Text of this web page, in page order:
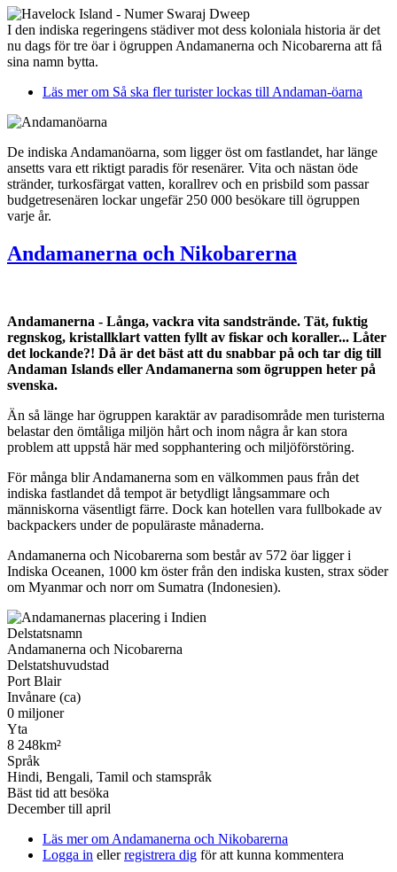
I den indiska regeringens städiver mot dess koloniala historia är det
nu dags för tre öar i ögruppen Andamanerna och Nicobarerna att få
sina namn bytta.
Läs merom Så ska fler turister lockas till Andaman-öarna
De indiska Andamanöarna, som ligger öst om fastlandet, har länge
ansetts vara ett riktigt paradis för resenärer. Vita och nästan öde
stränder, turkosfärgat vatten, korallrev och en prisbild som passar
budgetresenären lockar ungefär 250 000 besökare till ögruppen
varje år.
Andamanerna och Nikobarerna
Andamanerna - Långa, vackra vita sandstrände. Tät, fuktig
regnskog, kristallklart vatten fyllt av fiskar och koraller... Låter
det lockande?! Då är det bäst att du snabbar på och tar dig till
Andaman Islands eller Andamanerna som ögruppen heter på
svenska.
Än så länge har ögruppen karaktär av paradisområde men turisterna
belastar den ömtåliga miljön hårt och inom några år kan stora
problem att uppstå här med sopphantering och miljöförstöring.
För många blir Andamanerna som en välkommen paus från det
indiska fastlandet då tempot är betydligt långsammare och
människorna väsentligt färre. Dock kan hotellen vara fullbokade av
backpackers under de populäraste månaderna.
Andamanerna och Nicobarerna som består av 572 öar ligger i
Indiska Oceanen, 1000 km öster från den indiska kusten, strax söder
om Myanmar och norr om Sumatra (Indonesien).
Delstatsnamn
Andamanerna och Nicobarerna
Delstatshuvudstad
Port Blair
Invånare (ca)
0 miljoner
Yta
8 248km²
Språk
Hindi, Bengali, Tamil och stamspråk
Bäst tid att besöka
December till april
Läs merom Andamanerna och Nikobarerna
Logga in ellerregistrera dig för att kunna kommentera